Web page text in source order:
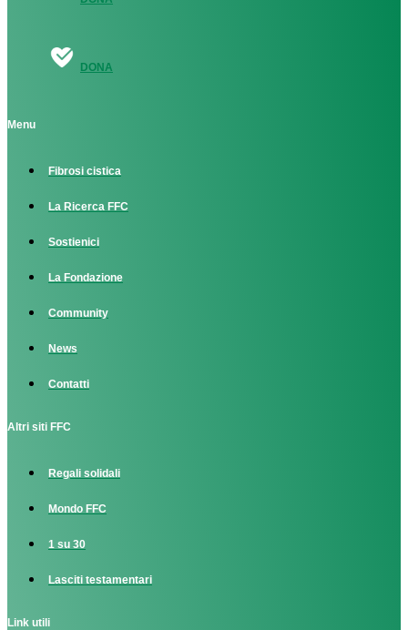
DONA
Menu
Fibrosi cistica
La Ricerca FFC
Sostienici
La Fondazione
Community
News
Contatti
Altri siti FFC
Regali solidali
Mondo FFC
1 su 30
Lasciti testamentari
Link utili